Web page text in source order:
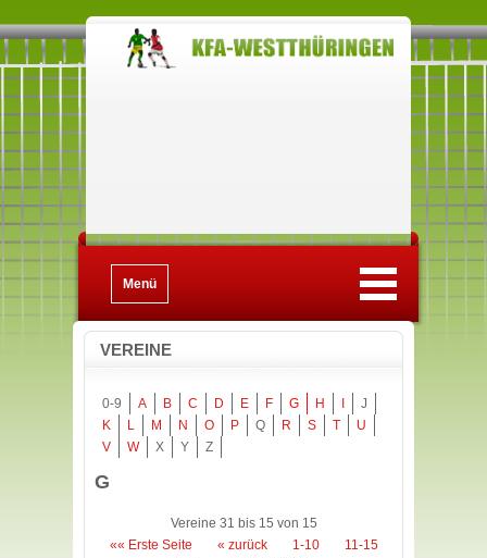
Menü
VEREINE
0-9 A B C D E F G H
J
K
L M N O P Q R S T
U
V
W X Y Z
G
Vereine 31 bis 15 von 15
«« Erste Seite
« zurück 1-10
11-15